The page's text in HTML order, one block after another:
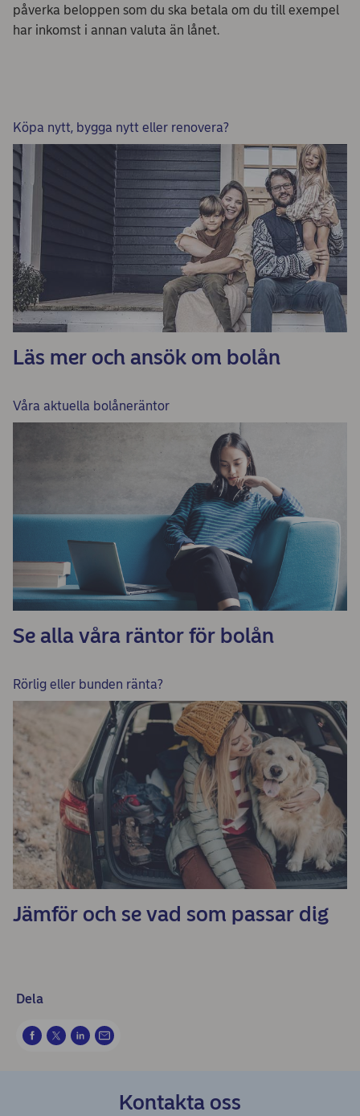
påverka beloppen som du ska betala om du till exempel
har inkomst i annan valuta än lånet.
Köpa nytt, bygga nytt eller renovera?
Läs mer och ansök om bolån
Våra aktuella bolåneräntor
Se alla våra räntor för bolån
Rörlig eller bunden ränta?
Jämför och se vad som passar dig
Dela
Kontakta oss